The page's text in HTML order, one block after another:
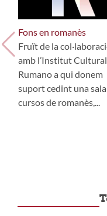
Fons en romanès
Fruït de la
amb l’Institut Cultural
Rumano a qui donem
suport cedint una
cursos de romanès,...